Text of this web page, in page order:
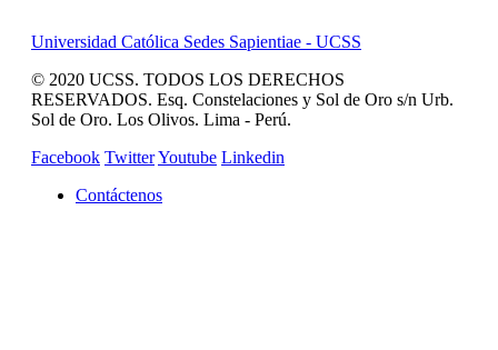
Universidad Católica Sedes Sapientiae - UCSS
© 2020 UCSS. TODOS LOS DERECHOS
RESERVADOS. Esq. Constelaciones y Sol de Oro s/n Urb.
Sol de Oro. Los Olivos. Lima - Perú.
Facebook TwitterYoutube Linkedin
Contáctenos